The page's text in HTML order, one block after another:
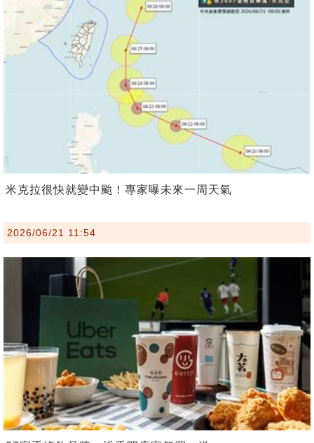
米克拉很快就變中颱！專家曝未來一周天氣
2026/06/21 11:54